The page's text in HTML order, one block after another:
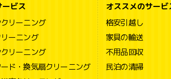
ビス
リーニング
ーニング
リーニング
ド・換気扇クリーニング
オススメのサービ
格安引越し
家具の輸送
不用品回収
民泊の清掃